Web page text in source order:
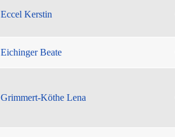
Eccel Kerstin
Eichinger Beate
Grimmert-Köthe Lena